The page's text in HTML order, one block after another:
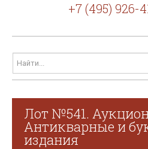
+7 (495) 926-
Лот №541.
Антикварные и
издания